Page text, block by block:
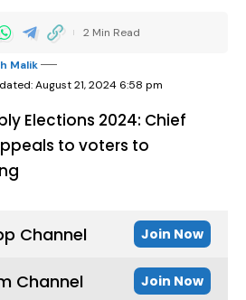
August 21, 2024 6:58 pm
Malik
2 Min Read
Channel Join Now
Channel Join Now